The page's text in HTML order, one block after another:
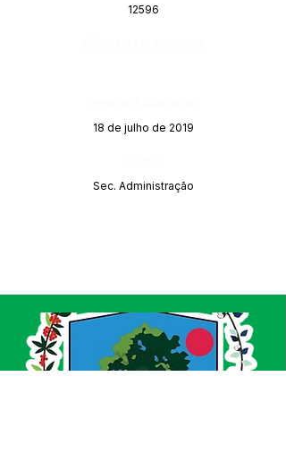
12596
18 de julho de 2019
Sec. Administração